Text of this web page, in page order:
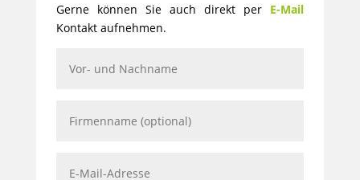
Gerne können Sie auch direkt per E-Mail
Kontakt aufnehmen.